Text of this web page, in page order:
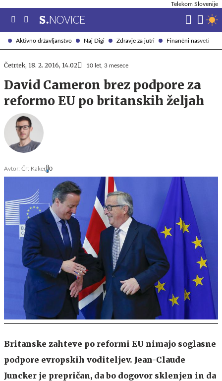
Aktivno državljanstvo Naj Digi Zdravje za jutri Finančni nasveti
Telekom Slovenije
Četrtek, 18. 2. 2016, 14.02 10 let, 3 mesece
David Cameron brez podpore za
reformo EU po britanskih željah
Avtor: Črt Kaker 0
Britanske zahteve po reformi EU nimajo soglasne
podpore evropskih voditeljev. Jean-Claude
Juncker je prepričan, da bo dogovor sklenjen in da